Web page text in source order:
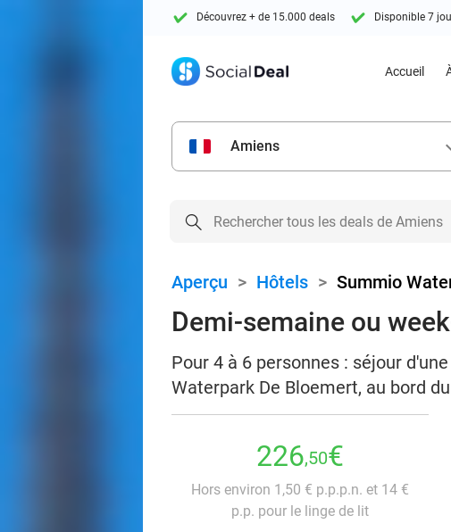
Découvrez + de 15.000 deals Disponible 7
Accueil
Amiens
Aperçu > Hôtels > Summio
Demi-semaine ou
Pour 4 à 6 personnes : séjour
Waterpark De Bloemert, au bord
226,50€
Hors environ 1,50 € p.p.p.n. et 14 €
p.p. pour le linge de lit